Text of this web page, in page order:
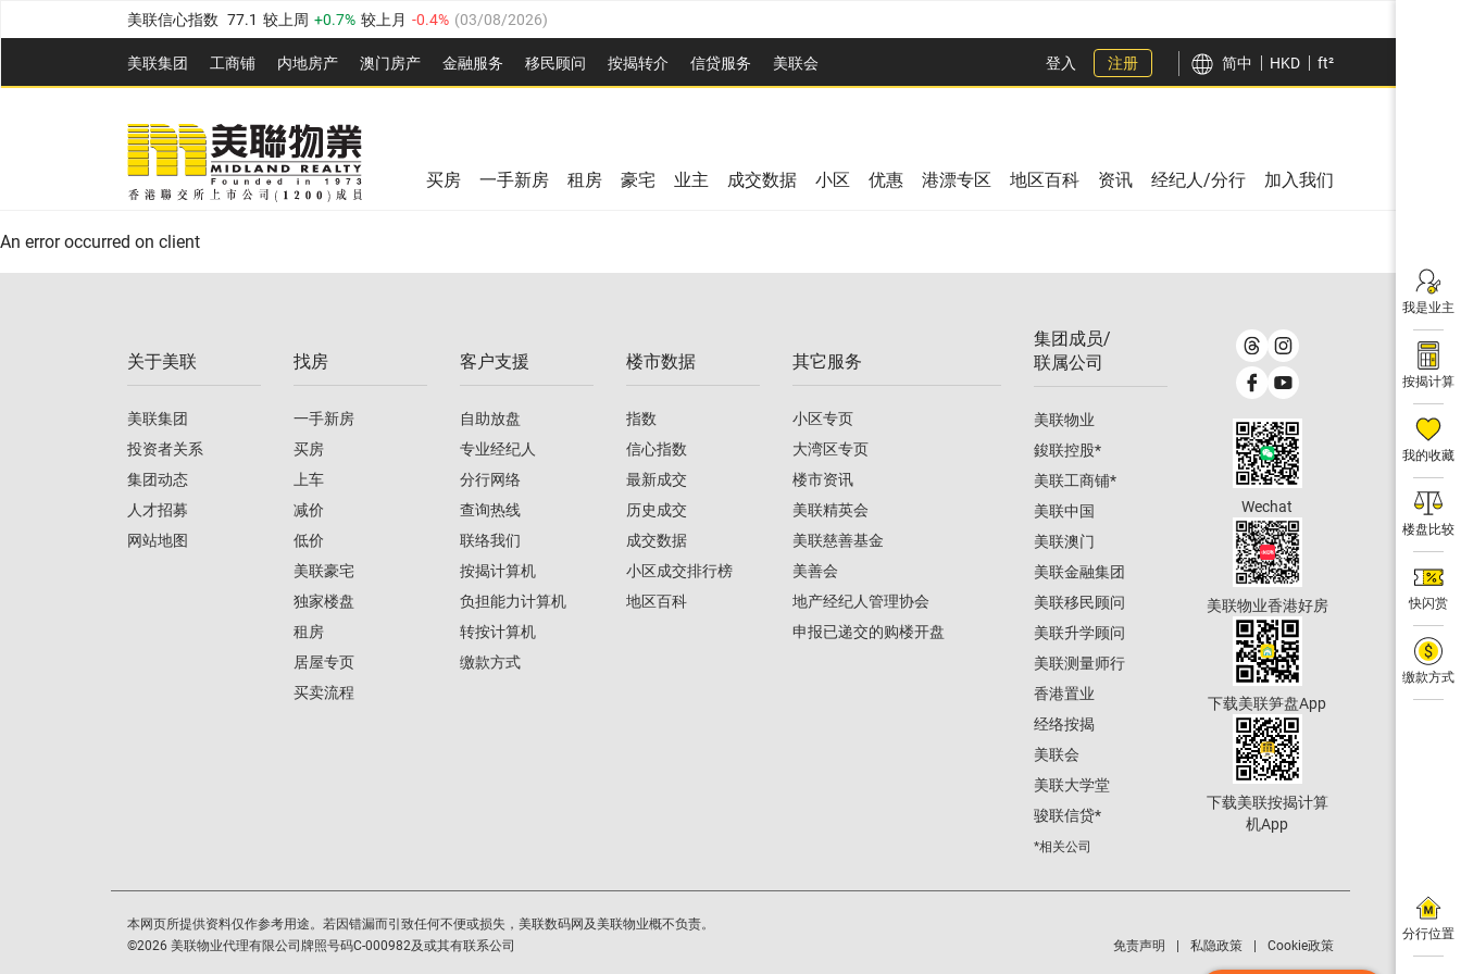
美联信心指数 77.1 较上周 0.7% 较上月 -0.4% (03/08/2026)
全港指数 149.1 较上周 0% 较上月 0.4% ( 03/08/2026
港岛指数 157.4 较上周 -0.3% 较上月 -0.8% (03/08/2026)
九龙指数 156.4 较上周 -0.1% 较上月
新界指数 134.8 较上周 0.1% 较上月 03/08/2026
美联信心指数 77.1 较上周 0.7% 较上月
美联集团 工商铺 内地房产 澳⻔房产 金融服务 移民顾问 按揭转介 信贷服务 美联会
全港指数 149.1 较上周 0% 较上月
美联信心指数 较上周 0.7% 03/08/2026
登入 注册 简中 HKD ft²
我是业主
按揭计算
我的收藏
楼盘比较
快闪赏
缴款方式
分行位置
买房 一手新房 租房 豪宅 业主 成交数据 小区 优惠 港漂专区 地区百科 资讯 经纪人/分行 加入我们
An error occurred on client
关于美联
美联集团
投资者关系
集团动态
人才招募
网站地图
找房
一手新房
买房
上车
减价
低价
美联豪宅
独家楼盘
租房
居屋专页
买卖流程
客户支援
自助放盘
专业经纪人
分行网络
查询热线
联络我们
按揭计算机
负担能力计算机
转按计算机
缴款方式
楼市数据
指数
信心指数
最新成交
历史成交
成交数据
小区成交排行榜
地区百科
其它服务
小区专页
大湾区专页
楼市资讯
美联精英会
美联慈善基金
美善会
地产经纪人管理协会
申报已递交的购楼开盘
集团成员/
联属公司
美联物业
鋑联控股*
美联工商铺*
美联中国
美联澳门
美联金融集团
美联移民顾问
美联升学顾问
美联测量师行
香港置业
经络按揭
美联会
美联大学堂
骏联信贷*
*相关公司
Wechat
美联物业香港好房
下载美联笋盘App
下载美联按揭计算
机App
本网页所提供资料仅作参考用途。若因错漏而引致任何不便或损失，美联数码网及美联物业概不负责。
©2026 美联物业代理有限公司牌照号码C-000982及或其有联系公司 免责声明 私隐政策 Cookie政策